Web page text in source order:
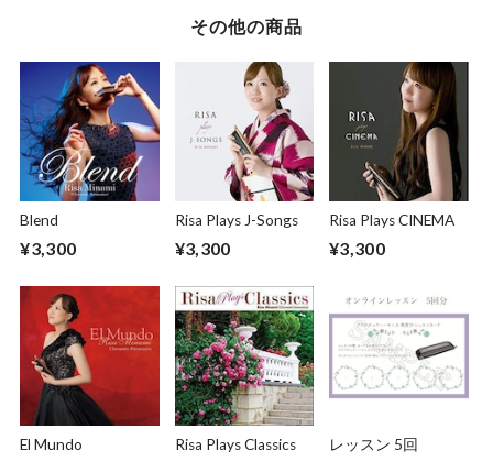
その他の商品
Blend
¥3,300
Risa Plays J-Songs
¥3,300
Risa Plays CINEMA
¥3,300
El Mundo Risa Plays Classics レッスン 5回